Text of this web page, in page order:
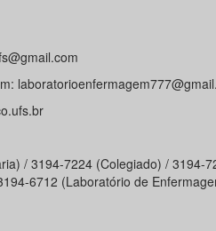
/ 3194-7224 (Colegiado) / 3194-
6712 (Laboratório de